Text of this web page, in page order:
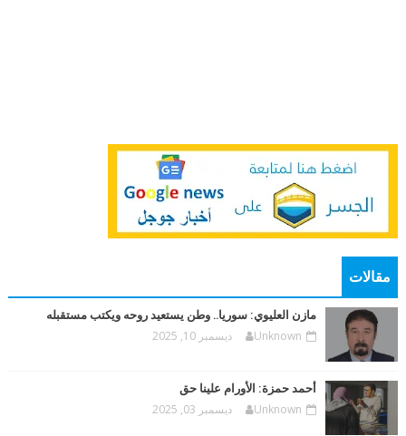
مقالات
مازن العليوي: سوريا.. وطن يستعيد روحه ويكتب مستقبله
Unknown ديسمبر 10, 2025
أحمد حمزة: الأورام علينا حق
Unknown ديسمبر 03, 2025